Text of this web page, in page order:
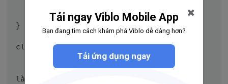
}
class con người {
  họ tên = Nguyễn Văn A;
làm ấm bằng lò vi sóng (thức ăn) {
Tải ngay Viblo Mobile App
Bạn đang tìm cách khám phá Viblo dễ dàng hơn?
Tải ứng dụng ngay